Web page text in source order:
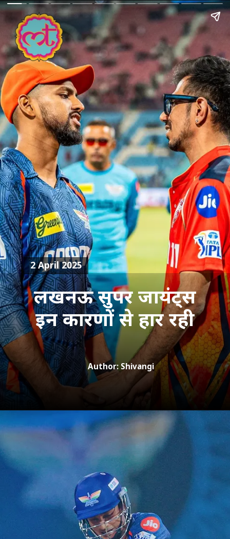
लखनऊ सुपर जायंट्स
इन कारणों से हार रही
2 April 2025
Author: Shivangi